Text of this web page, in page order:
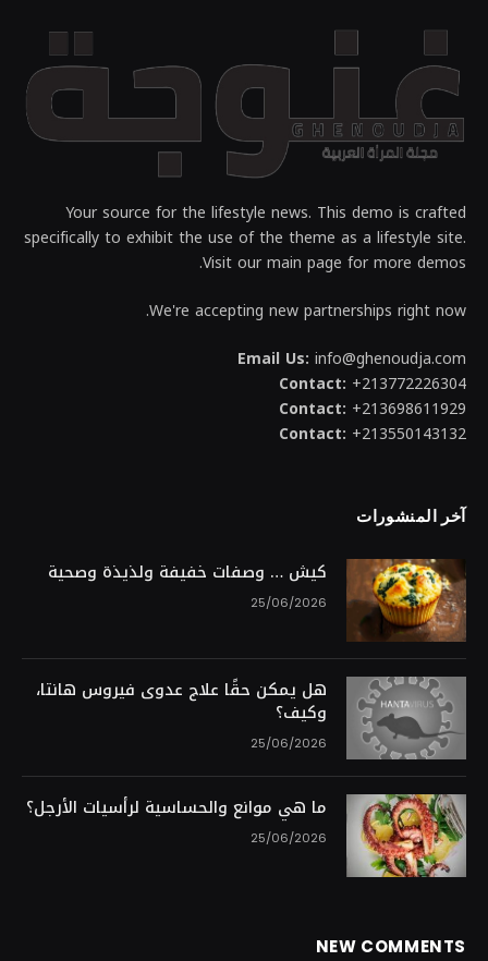
Your source for the lifestyle news. This demo is crafted
specifically to exhibit the use of the theme as a lifestyle site.
Visit our main page for more demos.
We're accepting new partnerships right now.
Email Us: info@ghenoudja.com
Contact: +213772226304
Contact: +213698611929
Contact: +213550143132
آخر المنشورات
كيش … وصفات خفيفة ولذيذة وصحية
25/06/2026
هل يمكن حقًا علاج عدوى فيروس هانتا،
وكيف؟
25/06/2026
ما هي موانع والحساسية لرأسيات الأرجل؟
25/06/2026
NEW COMMENTS